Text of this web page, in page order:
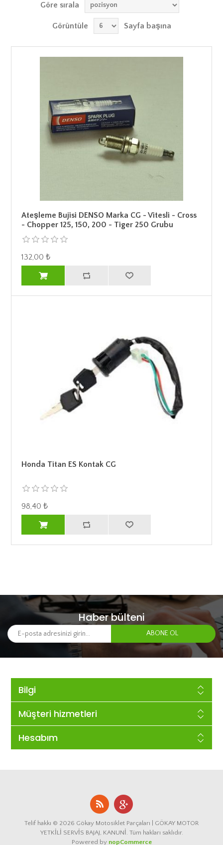
Göre sırala
Görüntüle Sayfa başına
Ateşleme Bujisi DENSO Marka CG - Vitesli - Cross
- Chopper 125, 150, 200 - Tiger 250 Grubu
132,00 ₺
Honda Titan ES Kontak CG
98,40 ₺
Haber bülteni
Bilgi
Müşteri hizmetleri
Hesabım
Telif hakkı © 2026 Gökay Motosiklet Parçaları | GÖKAY MOTOR
YETKİLİ SERVİS BAJAJ, KANUNİ. Tüm hakları saklıdır.
Powered by nopCommerce